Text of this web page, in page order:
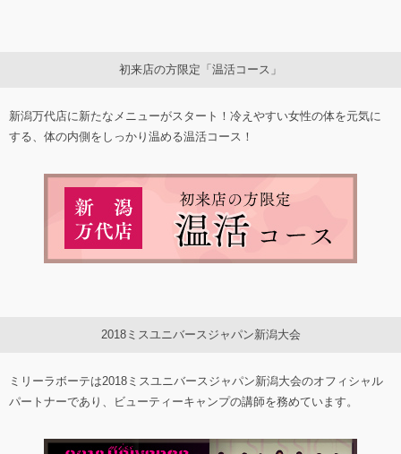
初来店の方限定「温活コース」
新潟万代店に新たなメニューがスタート！冷えやすい女性の体を元気に
する、体の内側をしっかり温める温活コース！
2018ミスユニバースジャパン新潟大会
ミリーラボーテは2018ミスユニバースジャパン新潟大会のオフィシャル
パートナーであり、ビューティーキャンプの講師を務めています。